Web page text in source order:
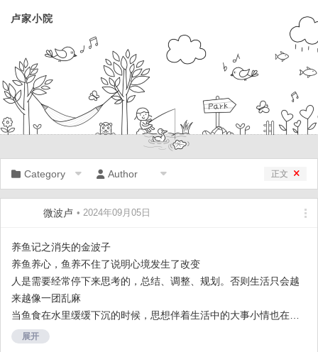
卢家小院
Category Author 正文
微波卢 • 2024年09月05日
养鱼记之消失的金波子
养鱼养心，鱼养不住了说明心境发生了改变
人是需要经常停下来思考的，总结、调整、规划。否则生活只会越
来越像一团乱麻
当鱼食在水里缓缓下沉的时候，思想伴着生活中的大事小情也在慢
慢的沉淀
展开